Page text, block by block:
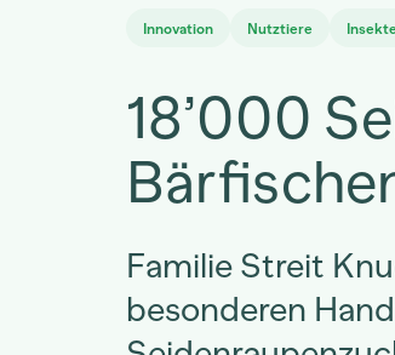
Innovation Nutztiere
18’000
Familie Streit
besonderen